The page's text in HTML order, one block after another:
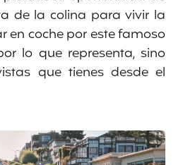
de la colina para vivir la
en coche por este famoso
lo que representa, sino
que tienes desde el